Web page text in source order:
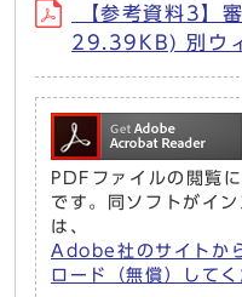
【参考資料3】
29.39KB) 別ウ
PDFファイルの閲
です。同ソフトがイ
は、
Adobe社のサイトか
ロード（無償）してく